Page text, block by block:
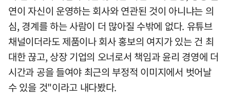
연이 자신이 운영하는 회사와 연관된 것이 아니냐는 의
심, 경계를 하는 사람이 더 많아질 수밖에 없다. 유튜브
채널이더라도 제품이나 회사 홍보의 여지가 있는 건 최
대한 끊고, 상장 기업의 오너로서 책임과 윤리 경영에 더
시간과 공을 들여야 최근의 부정적 이미지에서 벗어날
수 있을 것"이라고 내다봤다.